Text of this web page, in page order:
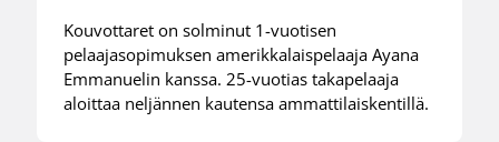
Kouvottaret on solminut 1-vuotisen
pelaajasopimuksen amerikkalaispelaaja Ayana
Emmanuelin kanssa. 25-vuotias takapelaaja
aloittaa neljännen kautensa ammattilaiskentillä.